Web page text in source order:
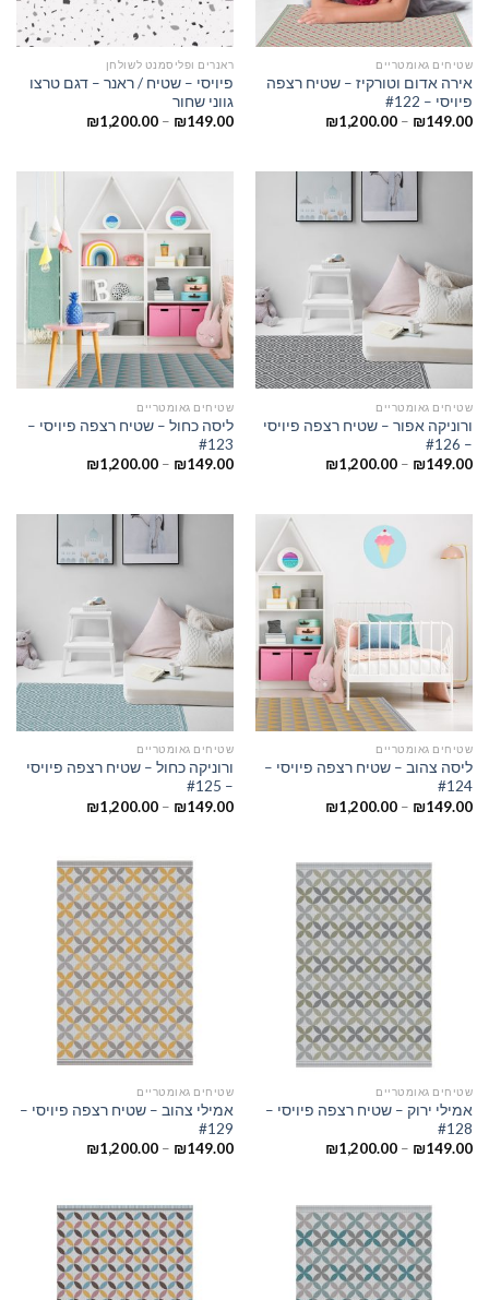
שטיחים גאומטריים
אירה אדום וטורקיז – שטיח רצפה
פיויסי – #122
₪149.00
–
₪1,200.00
ראנרים ופליסמנט לשולחן
פיויסי – שטיח / ראנר – דגם טרצו
גווני שחור
₪149.00
–
₪1,200.00
שטיחים גאומטריים
ורוניקה אפור – שטיח רצפה פיויסי
– #126
₪149.00
–
₪1,200.00
שטיחים גאומטריים
ליסה כחול – שטיח רצפה פיויסי –
#123
₪149.00
–
₪1,200.00
שטיחים גאומטריים
ליסה צהוב – שטיח רצפה פיויסי –
#124
₪149.00
–
₪1,200.00
שטיחים גאומטריים
ורוניקה כחול – שטיח רצפה פיויסי
– #125
₪149.00
–
₪1,200.00
שטיחים גאומטריים
אמילי ירוק – שטיח רצפה פיויסי –
#128
₪149.00
–
₪1,200.00
שטיחים גאומטריים
אמילי צהוב – שטיח רצפה פיויסי –
#129
₪149.00
–
₪1,200.00